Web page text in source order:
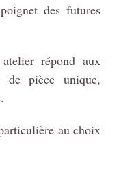
des futures
répond aux
de pièce unique,
au choix